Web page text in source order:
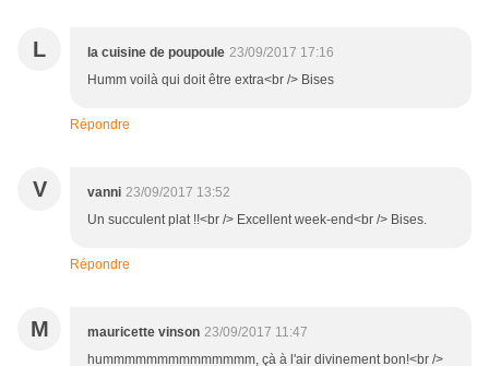
L la cuisine de poupoule 23/09/2017 17:16
Humm voilà qui doit être extra<br /> Bises
Répondre
V vanni 23/09/2017 13:52
Un succulent plat !!<br /> Excellent week-end<br /> Bises.
Répondre
M mauricette vinson 23/09/2017 11:47
hummmmmmmmmmmmmm, çà à l'air divinement bon!<br />